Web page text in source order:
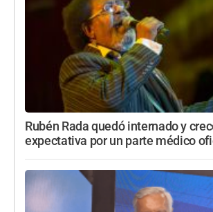
Rubén Rada quedó internado y
expectativa por un parte médico